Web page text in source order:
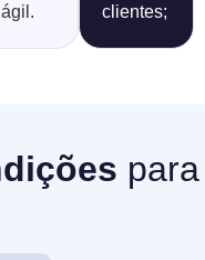
clientes;
para